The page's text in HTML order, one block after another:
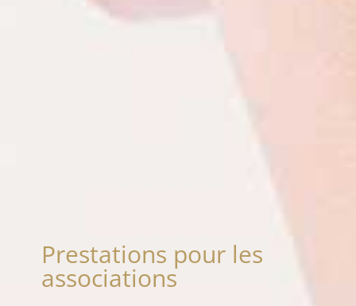
Prestations pour les
associations